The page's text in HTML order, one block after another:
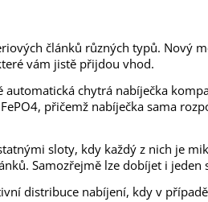
článků různých typů. Nový
vám jistě přijdou vhod.
chytrá nabíječka
přičemž nabíječka sama
sloty, kdy každý z nich je
Samozřejmě lze dobíjet i jeden
distribuce nabíjení, kdy v